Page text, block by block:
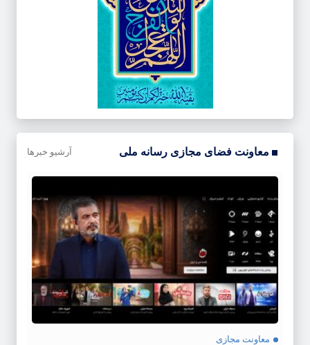
معاونت فضای مجازی رسانه ملی آرشیو خبرها
معاونت مجازی